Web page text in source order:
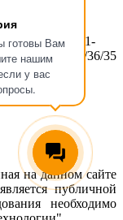
готовы Вам
нашим
у вас
Oi
FTBx-720C-Q1-
нм, 27/29/36/35
на данном сайте
публичной
необходимо